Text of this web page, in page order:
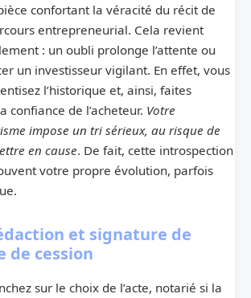
confortant la véracité du récit de
entrepreneurial. Cela revient
: un oubli prolonge l’attente ou
un investisseur vigilant. En effet, vous
l’historique et, ainsi, faites
confiance de l’acheteur. Votre
impose un tri sérieux, au risque de
en cause. De fait, cette introspection
votre propre évolution, parfois
et signature de
de cession
sur le choix de l’acte, notarié si la